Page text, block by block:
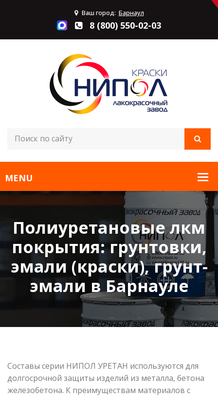
Ваш город: Барнаул
8 (800) 550-02-03
Полиуретановые лкм
покрытия: грунтовки,
эмали (краски), грунт-
эмали в Барнауле
Составы серии НИПОЛ УРЕТАН используются для
долгосрочной защиты изделий из металла, бетона
железобетона. К преимуществам материалов с